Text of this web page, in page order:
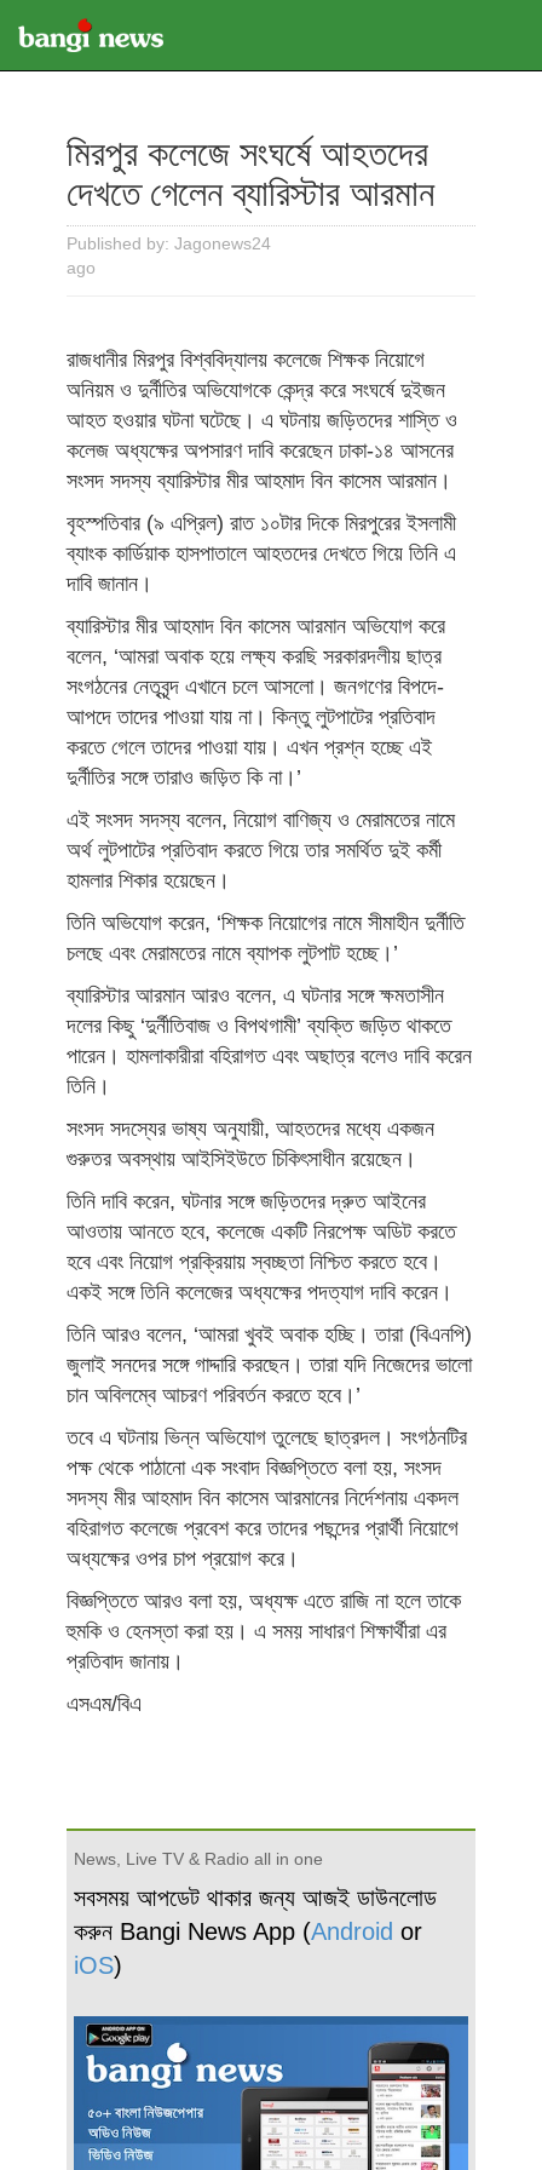
মিরপুর কলেজে সংঘর্ষে আহতদের
দেখতে গেলেন ব্যারিস্টার আরমান
Published by: Jagonews24
ago
রাজধানীর মিরপুর বিশ্ববিদ্যালয় কলেজে শিক্ষক নিয়োগে
অনিয়ম ও দুর্নীতির অভিযোগকে কেন্দ্র করে সংঘর্ষে দুইজন
আহত হওয়ার ঘটনা ঘটেছে। এ ঘটনায় জড়িতদের শাস্তি ও
কলেজ অধ্যক্ষের অপসারণ দাবি করেছেন ঢাকা-১৪ আসনের
সংসদ সদস্য ব্যারিস্টার মীর আহমাদ বিন কাসেম আরমান।
বৃহস্পতিবার (৯ এপ্রিল) রাত ১০টার দিকে মিরপুরের ইসলামী
ব্যাংক কার্ডিয়াক হাসপাতালে আহতদের দেখতে গিয়ে তিনি এ
দাবি জানান।
ব্যারিস্টার মীর আহমাদ বিন কাসেম আরমান অভিযোগ করে
বলেন, ‘আমরা অবাক হয়ে লক্ষ্য করছি সরকারদলীয় ছাত্র
সংগঠনের নেতৃবৃন্দ এখানে চলে আসলো। জনগণের বিপদে-
আপদে তাদের পাওয়া যায় না। কিন্তু লুটপাটের প্রতিবাদ
করতে গেলে তাদের পাওয়া যায়। এখন প্রশ্ন হচ্ছে এই
দুর্নীতির সঙ্গে তারাও জড়িত কি না।’
এই সংসদ সদস্য বলেন, নিয়োগ বাণিজ্য ও মেরামতের নামে
অর্থ লুটপাটের প্রতিবাদ করতে গিয়ে তার সমর্থিত দুই কর্মী
হামলার শিকার হয়েছেন।
তিনি অভিযোগ করেন, ‘শিক্ষক নিয়োগের নামে সীমাহীন দুর্নীতি
চলছে এবং মেরামতের নামে ব্যাপক লুটপাট হচ্ছে।’
ব্যারিস্টার আরমান আরও বলেন, এ ঘটনার সঙ্গে ক্ষমতাসীন
দলের কিছু ‘দুর্নীতিবাজ ও বিপথগামী’ ব্যক্তি জড়িত থাকতে
পারেন। হামলাকারীরা বহিরাগত এবং অছাত্র বলেও দাবি করেন
তিনি।
সংসদ সদস্যের ভাষ্য অনুযায়ী, আহতদের মধ্যে একজন
গুরুতর অবস্থায় আইসিইউতে চিকিৎসাধীন রয়েছেন।
তিনি দাবি করেন, ঘটনার সঙ্গে জড়িতদের দ্রুত আইনের
আওতায় আনতে হবে, কলেজে একটি নিরপেক্ষ অডিট করতে
হবে এবং নিয়োগ প্রক্রিয়ায় স্বচ্ছতা নিশ্চিত করতে হবে।
একই সঙ্গে তিনি কলেজের অধ্যক্ষের পদত্যাগ দাবি করেন।
তিনি আরও বলেন, ‘আমরা খুবই অবাক হচ্ছি। তারা (বিএনপি)
জুলাই সনদের সঙ্গে গাদ্দারি করছেন। তারা যদি নিজেদের ভালো
চান অবিলম্বে আচরণ পরিবর্তন করতে হবে।’
তবে এ ঘটনায় ভিন্ন অভিযোগ তুলেছে ছাত্রদল। সংগঠনটির
পক্ষ থেকে পাঠানো এক সংবাদ বিজ্ঞপ্তিতে বলা হয়, সংসদ
সদস্য মীর আহমাদ বিন কাসেম আরমানের নির্দেশনায় একদল
বহিরাগত কলেজে প্রবেশ করে তাদের পছন্দের প্রার্থী নিয়োগে
অধ্যক্ষের ওপর চাপ প্রয়োগ করে।
বিজ্ঞপ্তিতে আরও বলা হয়, অধ্যক্ষ এতে রাজি না হলে তাকে
হুমকি ও হেনস্তা করা হয়। এ সময় সাধারণ শিক্ষার্থীরা এর
প্রতিবাদ জানায়।
এসএম/বিএ
News, Live TV & Radio all in one
সবসময় আপডেট থাকার জন্য আজই ডাউনলোড
করুন Bangi News App (Android or
iOS)